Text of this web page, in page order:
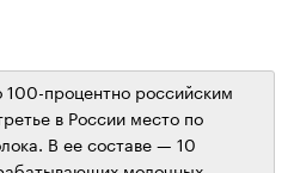
процентно российским
в России место по
В ее составе — 10